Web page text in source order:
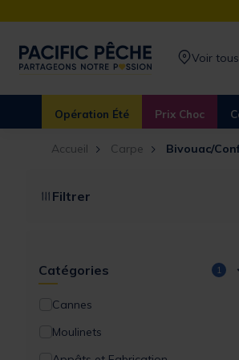
Voir
Opération Été Prix Choc
Accueil Carpe Bivouac/
Filtrer
Catégories 1
Cannes
Moulinets